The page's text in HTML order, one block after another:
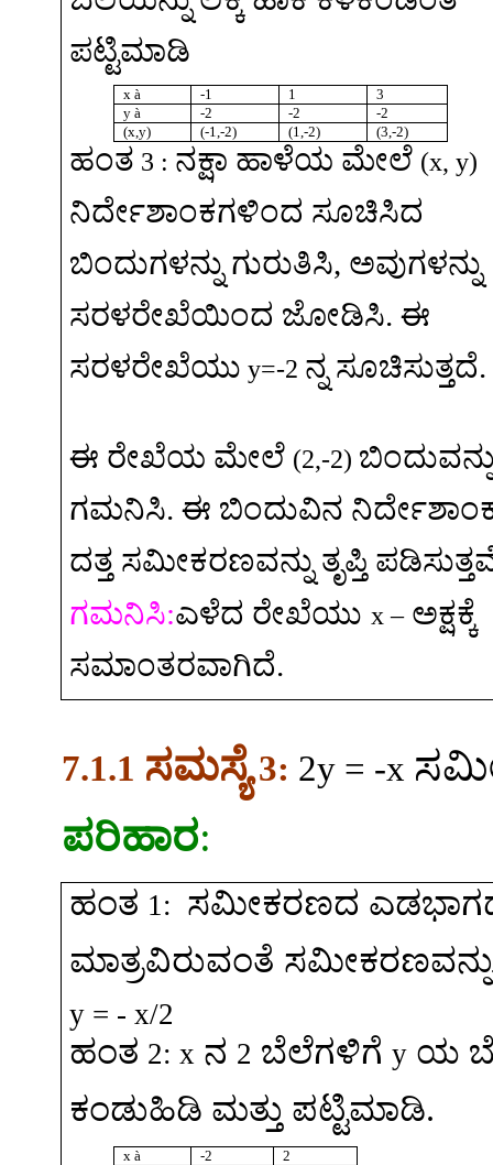
ಪಟ್ಟಿಮಾಡಿ
x à -1 1
3
y à -2 -2
-2
(x,y)
(-1,-2) (1,-2) (3,-2)
ಹಂತ 3 : ನಕ್ಷಾ ಹಾಳೆಯ ಮೇಲೆ (x, y)
ನಿರ್ದೇಶಾಂಕಗಳಿಂದ ಸೂಚಿಸಿದ
ಬಿಂದುಗಳನ್ನು ಗುರುತಿಸಿ, ಅವುಗಳನ್ನು
ಸರಳರೇಖೆಯಿಂದ ಜೋಡಿಸಿ.ಈ
ಸರಳರೇಖೆಯು y=-2 ನ್ನ ಸೂಚಿಸುತ್ತದೆ.
ಈ ರೇಖೆಯ ಮೇಲೆ (2,-2)
ಗಮನಿಸಿ.ಈ ಬಿಂದುವಿನ
ದತ್ತ ಸಮೀಕರಣವನ್ನು ತೃಪ್ತಿ
ಗಮನಿಸಿ:ಎಳೆದ ರೇಖೆಯು x – ಅಕ್ಷಕ್ಕೆ
ಸಮಾಂತರವಾಗಿದೆ.
7.1.1 ಸಮಸ್ಯೆ 3: 2y = -x
ಪರಿಹಾರ:
ಹಂತ 1: ಸಮೀಕರಣದ
ಮಾತ್ರವಿರುವಂತೆ
y = - x/2
ಹಂತ 2: x ನ 2 ಬೆಲೆಗಳಿಗೆ y ಯ
ಕಂಡುಹಿಡಿ ಮತ್ತು ಪಟ್ಟಿಮಾಡಿ.
x à -2
2